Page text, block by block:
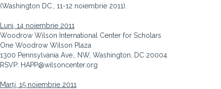
(Washington DC., 11-12 noiembrie 2011).
Luni, 14 noiembrie 2011
Woodrow Wilson International Center for Scholars
One Woodrow Wilson Plaza
1300 Pennsylvania Ave., NW, Washington, DC 20004
RSVP: HAPP@wilsoncenter.org
Marți, 15 noiembrie 2011